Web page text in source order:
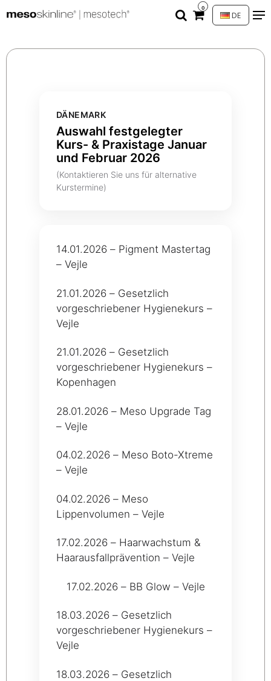
0
DE
DÄNEMARK
Auswahl festgelegter
Kurs- & Praxistage Januar
und Februar 2026
(Kontaktieren Sie uns für alternative
Kurstermine)
14.01.2026 – Pigment Mastertag
– Vejle
21.01.2026 – Gesetzlich
vorgeschriebener Hygienekurs –
Vejle
21.01.2026 – Gesetzlich
vorgeschriebener Hygienekurs –
Kopenhagen
28.01.2026 – Meso Upgrade Tag
– Vejle
04.02.2026 – Meso Boto-Xtreme
– Vejle
04.02.2026 – Meso
Lippenvolumen – Vejle
17.02.2026 – Haarwachstum &
Haarausfallprävention – Vejle
17.02.2026 – BB Glow – Vejle
18.03.2026 – Gesetzlich
vorgeschriebener Hygienekurs –
Vejle
18.03.2026 – Gesetzlich